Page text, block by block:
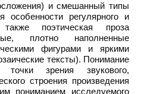
и смешанный типы
регулярного и
поэтическая проза
плотно наполненные
фигурами и яркими
тексты). Понимание
точки зрения звукового,
строения произведения
пониманием исследуемого